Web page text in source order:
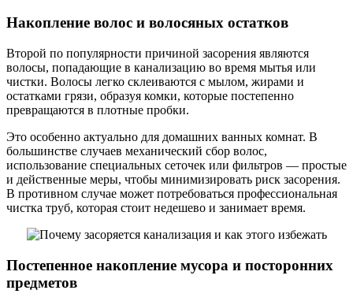
Накопление волос и волосяных остатков
Второй по популярности причиной засорения являются
волосы, попадающие в канализацию во время мытья или
чистки. Волосы легко склеиваются с мылом, жирами и
остатками грязи, образуя комки, которые постепенно
превращаются в плотные пробки.
Это особенно актуально для домашних ванных комнат. В
большинстве случаев механический сбор волос,
использование специальных сеточек или фильтров — простые
и действенные меры, чтобы минимизировать риск засорения.
В противном случае может потребоваться профессиональная
чистка труб, которая стоит недешево и занимает время.
Постепенное накопление мусора и посторонних
предметов